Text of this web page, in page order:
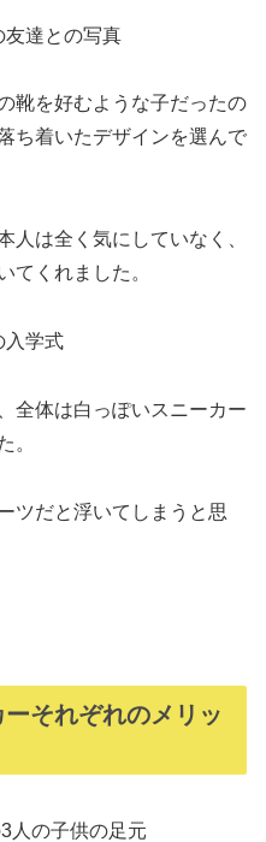
靴を好むような子だったの
ち着いたデザインを選んで
人は全く気にしていなく、
てくれました。
全体は白っぽいスニーカー
。
ツだと浮いてしまうと思
それぞれのメリッ